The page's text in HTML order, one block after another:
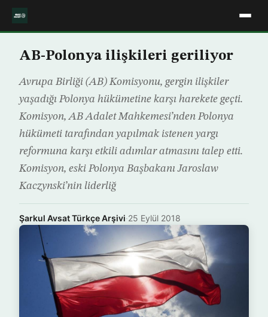
AB-Polonya ilişkileri geriliyor
Avrupa Birliği (AB) Komisyonu, gergin ilişkiler
yaşadığı Polonya hükümetine karşı harekete geçti.
Komisyon, AB Adalet Mahkemesi’nden Polonya
hükümeti tarafından yapılmak istenen yargı
reformuna karşı etkili adımlar atmasını talep etti.
Komisyon, eski Polonya Başbakanı Jaroslaw
Kaczynski’nin liderliğ
Şarkul Avsat Türkçe Arşivi·25 Eylül 2018